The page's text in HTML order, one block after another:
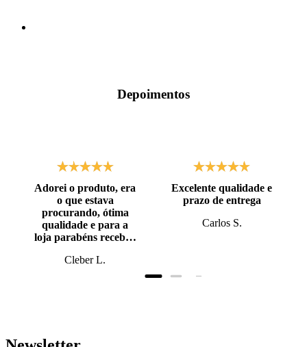
Depoimentos
Adorei o produto, era
o que estava
procurando, ótima
qualidade e para a
loja parabéns recebi o
prazo, super bem
Cleber L.
Excelente qualidade e
prazo de entrega
Carlos S.